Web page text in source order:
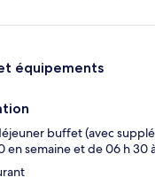
équipements
buffet (avec
en semaine et de 06 h 30